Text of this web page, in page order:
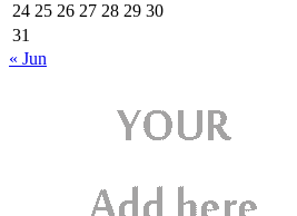
24 25 26 27 28 29 30
31
« Jun